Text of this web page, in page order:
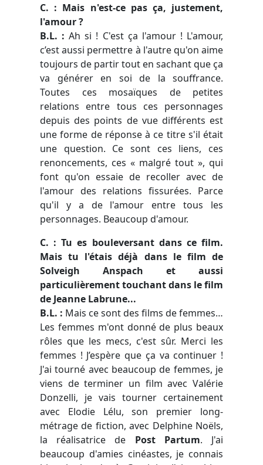
C. : Mais n'est-ce pas ça, justement,
l'amour ?
B.L. : Ah si ! C'est ça l'amour ! L'amour,
c’est aussi permettre à l'autre qu'on aime
toujours de partir tout en sachant que ça
va générer en soi de la souffrance.
Toutes ces mosaïques de petites
relations entre tous ces personnages
depuis des points de vue différents est
une forme de réponse à ce titre s'il était
une question. Ce sont ces liens, ces
renoncements, ces « malgré tout », qui
font qu'on essaie de recoller avec de
l'amour des relations fissurées. Parce
qu'il y a de l'amour entre tous les
personnages. Beaucoup d'amour.
C. : Tu es bouleversant dans ce film.
Mais tu l'étais déjà dans le film de
Solveigh Anspach et aussi
particulièrement touchant dans le film
de Jeanne Labrune...
B.L. : Mais ce sont des films de femmes…
Les femmes m'ont donné de plus beaux
rôles que les mecs, c'est sûr. Merci les
femmes ! J’espère que ça va continuer !
J'ai tourné avec beaucoup de femmes, je
viens de terminer un film avec Valérie
Donzelli, je vais tourner certainement
avec Elodie Lélu, son premier long-
métrage de fiction, avec Delphine Noëls,
la réalisatrice de Post Partum. J'ai
beaucoup d'amies cinéastes, je connais